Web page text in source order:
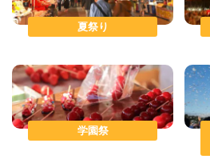
夏祭り
学園祭